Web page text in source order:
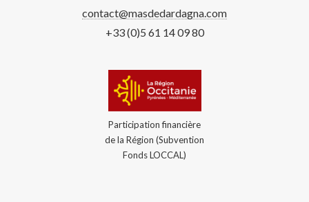
contact@masdedardagna.com
+33 (0)5 61 14 09 80
Participation financière
de la Région (Subvention
Fonds LOCCAL)